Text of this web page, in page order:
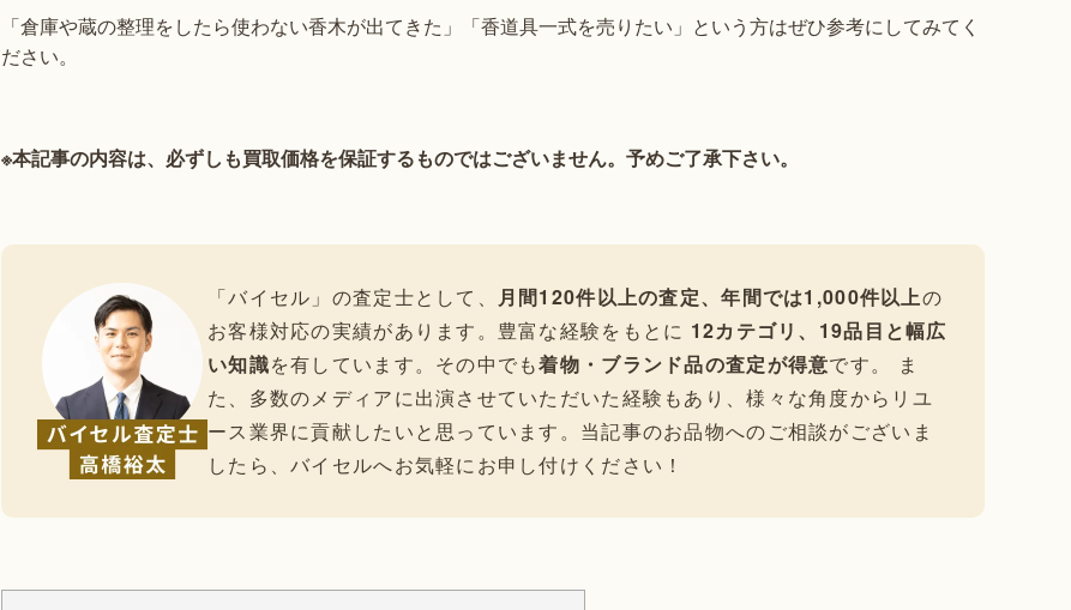
「倉庫や蔵の整理をしたら使わない香木が出てきた」「香道具一式を売りたい」という方はぜひ参考にしてみてく
ださい。
※本記事の内容は、必ずしも買取価格を保証するものではございません。予めご了承下さい。
「バイセル」の査定士として、 月間120件以上の査定、年間では1,000件以上の
お客様対応の実績があります。豊富な経験をもとに 12カテゴリ、19品目と幅広
い知識を有しています。その中でも着物・ブランド品の査定が得意です。 ま
た、多数のメディアに出演させていただいた経験もあり、様々な角度からリユ
ース業界に貢献したいと思っています。当記事のお品物へのご相談がございま
したら、バイセルへお気軽にお申し付けください！